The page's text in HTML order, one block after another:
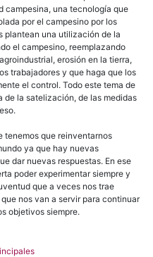
campesina, una tecnología que
por el campesino por los
plantean una utilización de la
el campesino, reemplazando
erosión en la tierra,
trabajadores y que haga que los
el control. Todo este tema de
de la satelización, de las medidas
tenemos que reinventarnos
ya que hay nuevas
dar nuevas respuestas. En ese
poder experimentar siempre y
que a veces nos trae
nos van a servir para continuar
objetivos siempre.